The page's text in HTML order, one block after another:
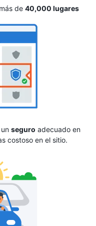
de 40,000 lugares
seguro adecuado en
costoso en el sitio.